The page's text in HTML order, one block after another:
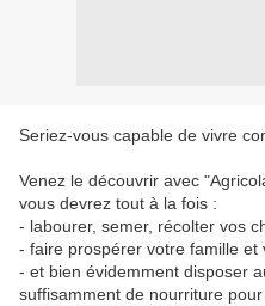
Seriez-vous capable de vivre
Venez le découvrir avec
vous devrez tout à la fois :
- labourer, semer, récolter vos
- faire prospérer votre famille et
- et bien évidemment disposer
suffisamment de nourriture